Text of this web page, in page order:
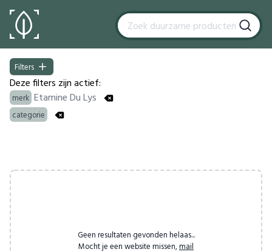
Filters
Filters
Deze filters zijn actief:
merk Etamine Du Lys
categorie
Geen resultaten gevonden helaas...
Mocht je een website missen, mail